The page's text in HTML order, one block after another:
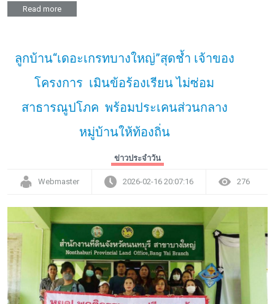
Read more
ลูกบ้าน“เดอะเกรทบางใหญ่”สุดช้ำ เจ้าของ
โครงการ เมินข้อร้องเรียน ไม่ซ่อม
สาธารณูปโภค พร้อมประเคนส่วนกลาง
หมู่บ้านให้ท้องถิ่น
ข่าวประจำวัน
Webmaster 2026-02-16 20:07:16 276